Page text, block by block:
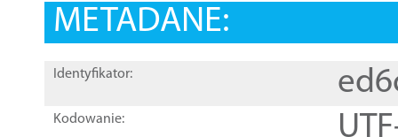
METADANE:
Identyfikator:
Kodowanie: